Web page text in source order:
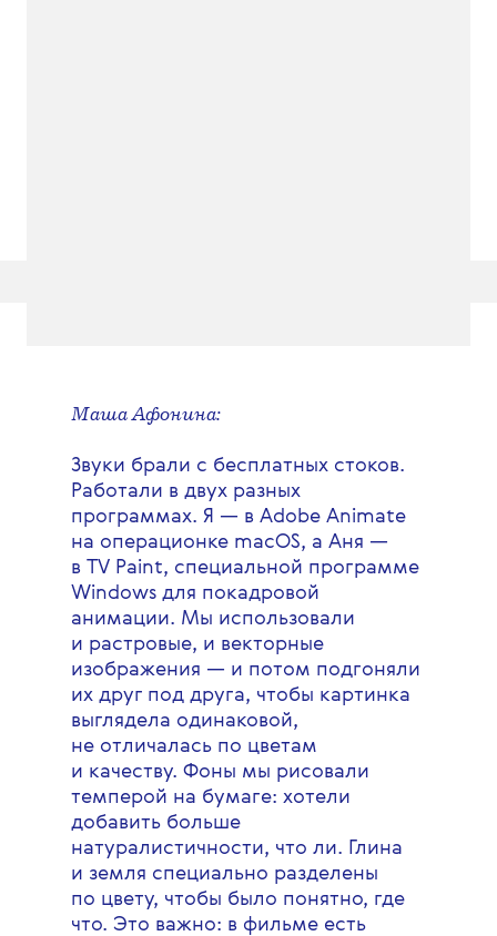
Маша Афонина:
Звуки брали с бесплатных стоков.
Работали в двух разных
программах. Я — в Adobe Animate
на операционке macOS, а Аня —
в TV Paint, специальной программе
Windows для покадровой
анимации. Мы использовали
и растровые, и векторные
изображения — и потом подгоняли
их друг под друга, чтобы картинка
выглядела одинаковой,
не отличалась по цветам
и качеству. Фоны мы рисовали
темперой на бумаге: хотели
добавить больше
натуралистичности, что ли. Глина
и земля специально разделены
по цвету, чтобы было понятно, где
что. Это важно: в фильме есть